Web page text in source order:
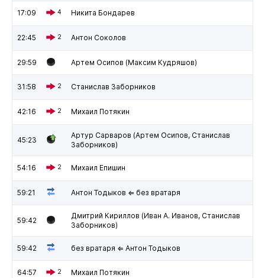
17:09 4 Никита Бондарев
22:45 2 Антон Соколов
29:59 Артем Осипов (Максим Кудряшов)
31:58 2 Станислав Заборников
42:16 2 Михаил Потякин
45:23
Артур Сарваров (Артем Осипов, Станислав
Заборников)
54:16 2 Михаил Епишин
59:21 Антон Тодыков ⇐ без вратаря
59:42
Дмитрий Кириллов (Иван А. Иванов, Станислав
Заборников)
59:42 без вратаря ⇐ Антон Тодыков
64:57 2 Михаил Потякин